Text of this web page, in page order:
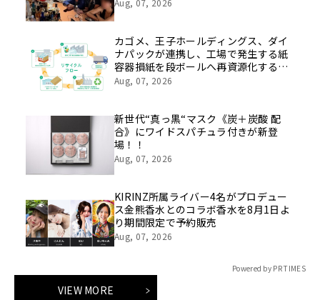
カゴメ、王子ホールディングス、ダイ
ナパックが連携し、工場で発生する紙
容器損紙を段ボールへ再資源化する実
証を開始
Aug, 07, 2026
新世代“真っ黒“マスク《炭＋炭酸 配
合》にワイドスパチュラ付きが新登
場！！
Aug, 07, 2026
KIRINZ所属ライバー4名がプロデュー
ス金熊香水とのコラボ香水を8月1日よ
り期間限定で予約販売
Aug, 07, 2026
Powered by PR TIMES
VIEW MORE